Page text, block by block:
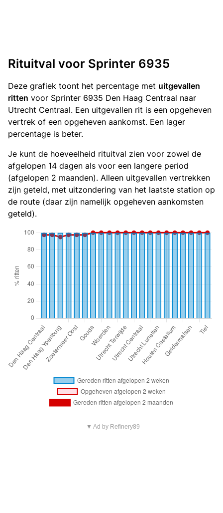
Rituitval voor Sprinter 6935
Deze grafiek toont het percentage met uitgevallen
ritten voor Sprinter 6935 Den Haag Centraal naar
Utrecht Centraal. Een uitgevallen rit is een opgeheven
vertrek of een opgeheven aankomst. Een lager
percentage is beter.
Je kunt de hoeveelheid rituitval zien voor zowel de
afgelopen 14 dagen als voor een langere period
(afgelopen 2 maanden). Alleen uitgevallen vertrekken
zijn geteld, met uitzondering van het laatste station op
de route (daar zijn namelijk opgeheven aankomsten
geteld).
▼ Ad by Refinery89